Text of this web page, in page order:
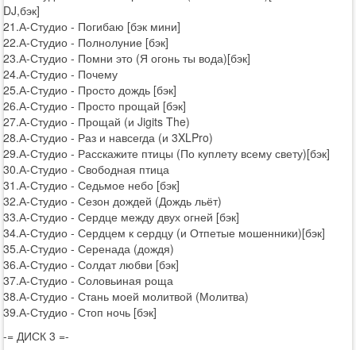
DJ,бэк]
21.А-Студио - Погибаю [бэк мини]
22.А-Студио - Полнолуние [бэк]
23.А-Студио - Помни это (Я огонь ты вода)[бэк]
24.А-Студио - Почему
25.А-Студио - Просто дождь [бэк]
26.А-Студио - Просто прощай [бэк]
27.А-Студио - Прощай (и Jigits The)
28.А-Студио - Раз и навсегда (и 3XLPro)
29.А-Студио - Расскажите птицы (По куплету всему свету)[бэк]
30.А-Студио - Свободная птица
31.А-Студио - Седьмое небо [бэк]
32.А-Студио - Сезон дождей (Дождь льёт)
33.А-Студио - Сердце между двух огней [бэк]
34.А-Студио - Сердцем к сердцу (и Отпетые мошенники)[бэк]
35.А-Студио - Серенада (дождя)
36.А-Студио - Солдат любви [бэк]
37.А-Студио - Соловьиная роща
38.А-Студио - Стань моей молитвой (Молитва)
39.А-Студио - Стоп ночь [бэк]
-= ДИСК 3 =-